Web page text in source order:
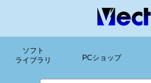
ソフト
ライブラリ
PCショップ